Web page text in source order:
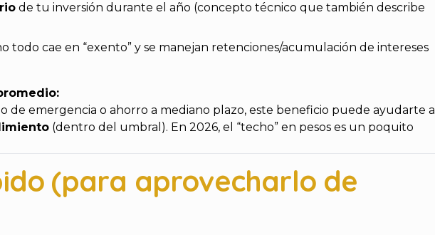
de tu inversión durante el año (concepto técnico que también describe
todo cae en “exento” y se manejan retenciones/acumulación de intereses
de emergencia o ahorro a mediano plazo, este beneficio puede ayudarte a
(dentro del umbral). En 2026, el “techo” en pesos es un poquito
(para aprovecharlo de